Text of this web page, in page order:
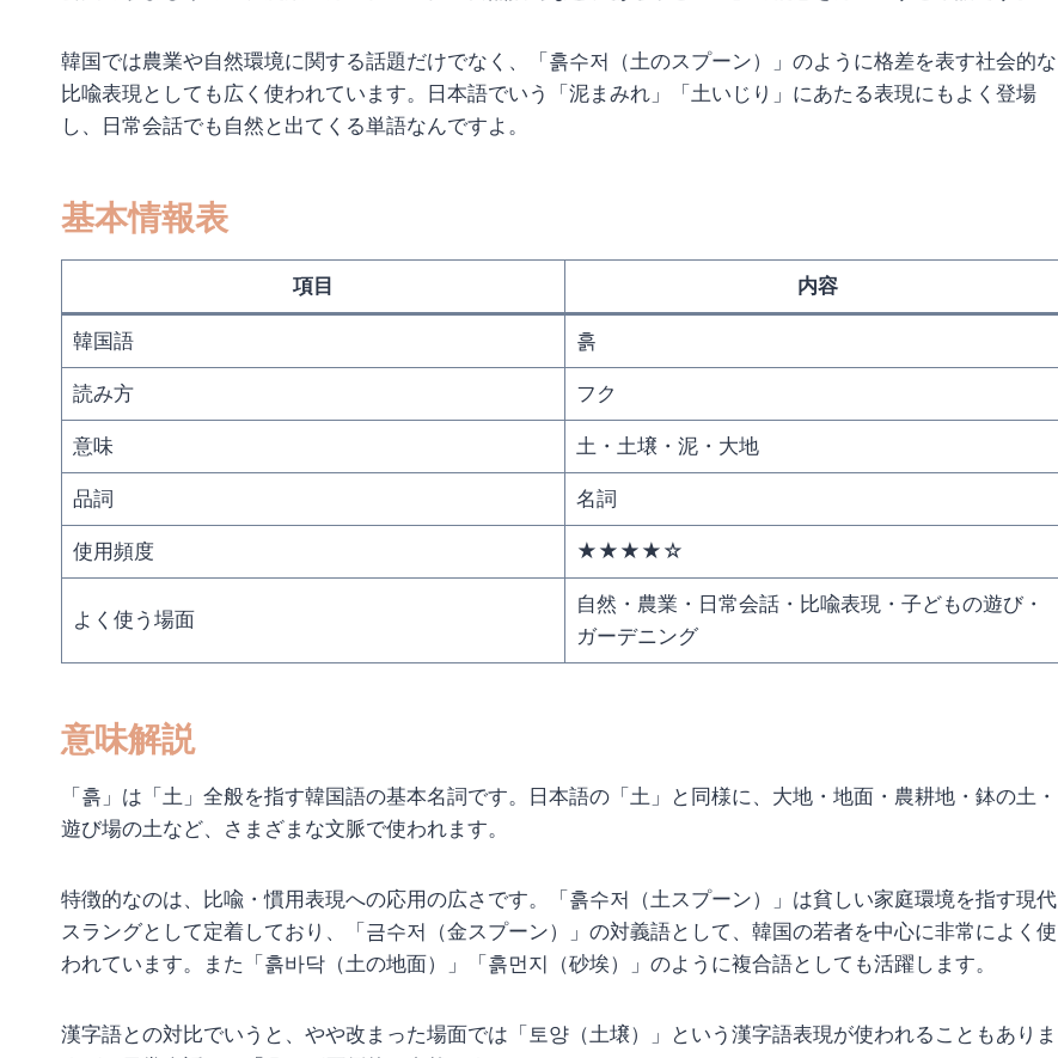
韓国では農業や自然環境に関する話題だけでなく、「흙수저（土のスプーン）」のように格差を表す社会的な
比喩表現としても広く使われています。日本語でいう「泥まみれ」「土いじり」にあたる表現にもよく登場
し、日常会話でも自然と出てくる単語なんですよ。
基本情報表
項目 内容
韓国語 흙
読み方 フク
意味 土・土壌・泥・大地
品詞 名詞
使用頻度 ★★★★☆
よく使う場面
自然・農業・日常会話・比喩表現・子どもの遊び・
ガーデニング
意味解説
「흙」は「土」全般を指す韓国語の基本名詞です。日本語の「土」と同様に、大地・地面・農耕地・鉢の土・
遊び場の土など、さまざまな文脈で使われます。
特徴的なのは、比喩・慣用表現への応用の広さです。「흙수저（土スプーン）」は貧しい家庭環境を指す現代
スラングとして定着しており、「금수저（金スプーン）」の対義語として、韓国の若者を中心に非常によく使
われています。また「흙바닥（土の地面）」「흙먼지（砂埃）」のように複合語としても活躍します。
漢字語との対比でいうと、やや改まった場面では「토양（土壌）」という漢字語表現が使われることもありま